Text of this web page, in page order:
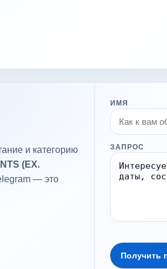
и категорию
(EX.
— это
ИМЯ
ЗАПРОС
Получить